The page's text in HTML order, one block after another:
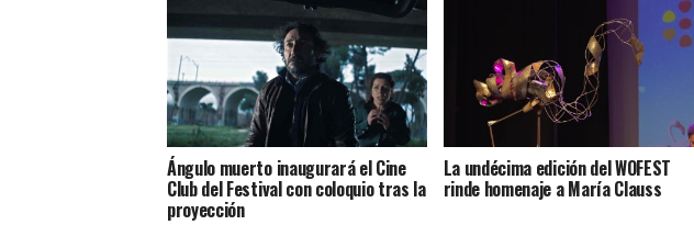
Ángulo muerto inaugurará el Cine
Club del Festival con coloquio tras la
proyección
La undécima edición del WOFEST
rinde homenaje a María Clauss